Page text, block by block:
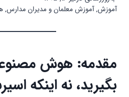
آموزش,آموزش معلمان و مدیران مدارس,
مقدمه: هوش
بگیرید، نه اینکه